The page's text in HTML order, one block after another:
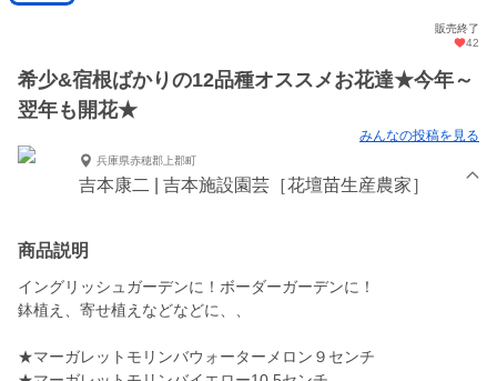
販売終了
42
希少&宿根ばかりの12品種オススメお花達★今年～
翌年も開花★
みんなの投稿を見る
兵庫県赤穂郡上郡町
吉本康二 | 吉本施設園芸［花壇苗生産農家］
商品説明
イングリッシュガーデンに！ボーダーガーデンに！
鉢植え、寄せ植えなどなどに、、
★マーガレットモリンバウォーターメロン９センチ